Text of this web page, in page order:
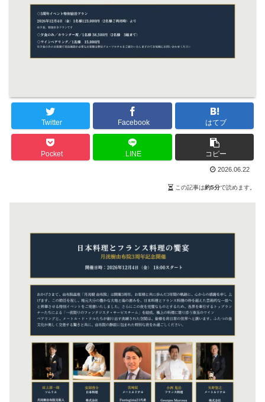
Twitter Facebook はてブ
Pocket LINE コピー
2026.06.22
この記事は約5分で読めます。